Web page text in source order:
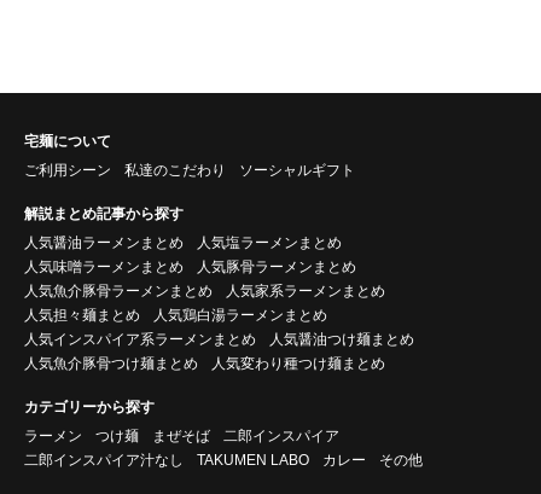
宅麺について
ご利用シーン
私達のこだわり ソーシャルギフト
解説まとめ記事から探す
人気醤油ラーメンまとめ
人気塩ラーメンまとめ
人気味噌ラーメンまとめ
人気豚骨ラーメンまとめ
人気魚介豚骨ラーメンまとめ
人気家系ラーメンまとめ
人気担々麺まとめ
人気鶏白湯ラーメンまとめ
人気インスパイア系ラーメンまとめ
人気醤油つけ麺まとめ
人気魚介豚骨つけ麺まとめ
人気変わり種つけ麺まとめ
カテゴリーから探す
ラーメン
つけ麺 まぜそば
二郎インスパイア
二郎インスパイア汁なし
TAKUMEN LABO カレー その他